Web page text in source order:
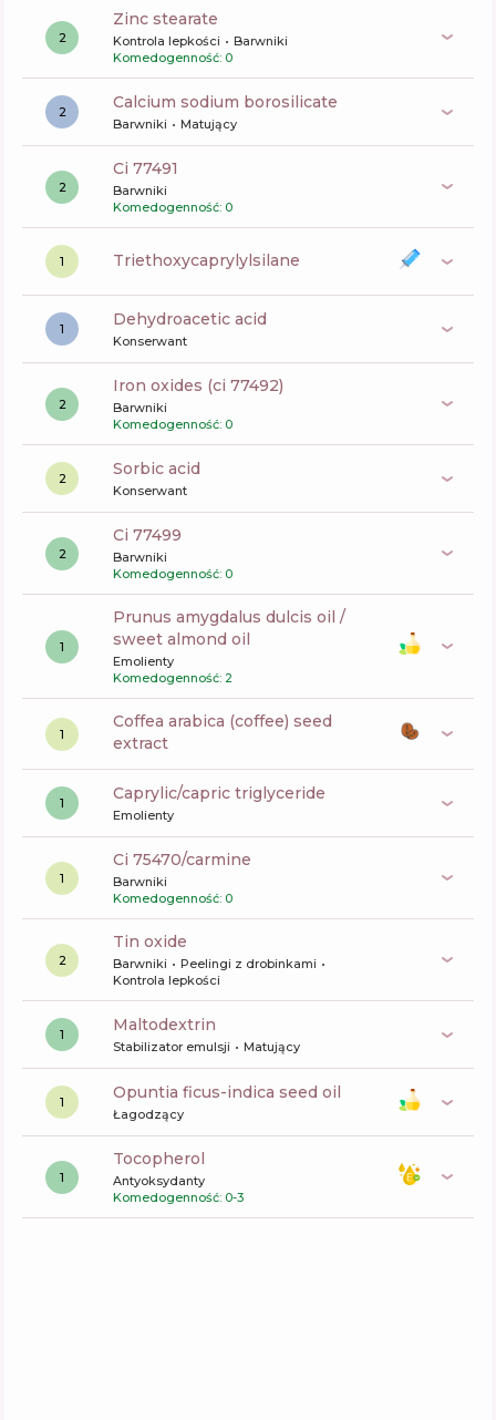
2
zinc stearate
Kontrola lepkości
Barwniki
Komedogenność: 0
2 calcium sodium borosilicate
Barwniki Matujący
2
ci 77491
Barwniki
Komedogenność: 0
1 triethoxycaprylylsilane
1 dehydroacetic acid
Konserwant
2
iron oxides (ci 77492)
Barwniki
Komedogenność: 0
2 sorbic acid
Konserwant
2
ci 77499
Barwniki
Komedogenność: 0
1
prunus amygdalus dulcis oil /
sweet almond oil
Emolienty
Komedogenność: 2
1
coffea arabica (coffee) seed
extract
1 caprylic/capric triglyceride
Emolienty
1
ci 75470/carmine
Barwniki
Komedogenność: 0
2
tin oxide
Barwniki
Peelingi z drobinkami
Kontrola lepkości
1 maltodextrin
Stabilizator emulsji Matujący
1 opuntia ficus-indica seed oil
Łagodzący
1
tocopherol
Antyoksydanty
Komedogenność: 0-3